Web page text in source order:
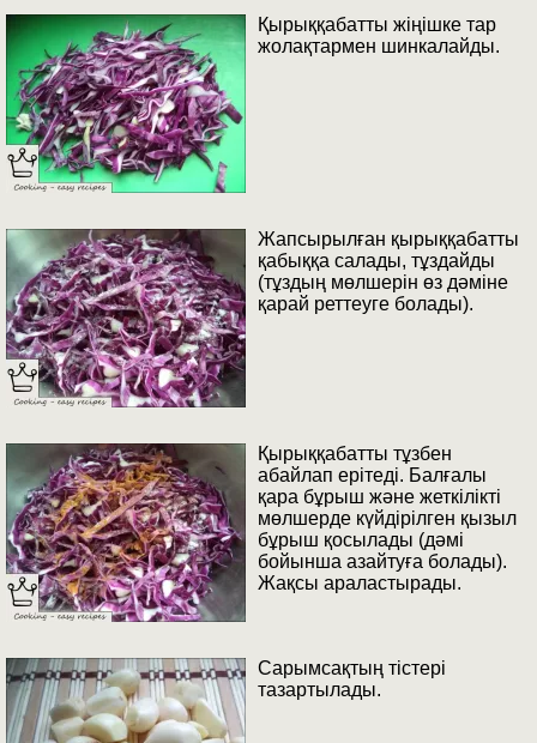
Қырыққабатты жіңішке тар
жолақтармен шинкалайды.
Жапсырылған қырыққабатты
қабыққа салады, тұздайды
(тұздың мөлшерін өз дәміне
қарай реттеуге болады).
Қырыққабатты тұзбен
абайлап ерітеді. Балғалы
қара бұрыш және жеткілікті
мөлшерде күйдірілген қызыл
бұрыш қосылады (дәмі
бойынша азайтуға болады).
Жақсы араластырады.
Сарымсақтың тістері
тазартылады.